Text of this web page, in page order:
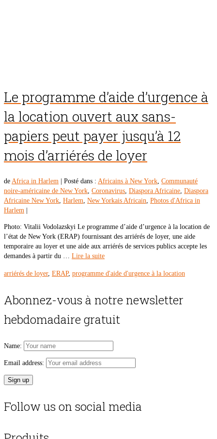
Le programme d’aide d’urgence à
la location ouvert aux sans-
papiers peut payer jusqu’à 12
mois d’arriérés de loyer
de Africa in Harlem Posté dans : Africains à New York, Communauté
noire-américaine de New York, Coronavirus, Diaspora Africaine, Diaspora
Africaine New York, Harlem, New Yorkais Africain, Photos d'Africa in
Harlem
Photo: Vitalii Vodolazskyi Le programme d’aide d’urgence à la location de
l’état de New York (ERAP) fournissant des arriérés de loyer, une aide
temporaire au loyer et une aide aux arriérés de services publics accepte les
demandes à partir du … Lire la suite
arriérés de loyer, ERAP, programme d'aide d'urgence à la location
Abonnez-vous à notre newsletter
hebdomadaire gratuit
Name:
Email address:
Follow us on social media